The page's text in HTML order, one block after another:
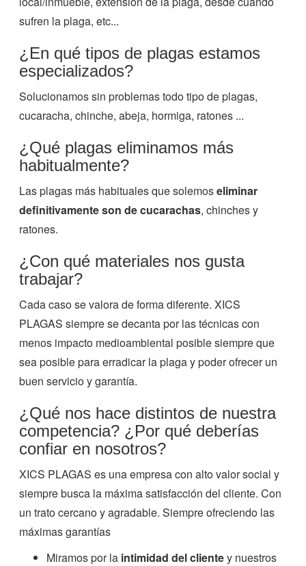
sufren la plaga, etc...
¿En qué tipos de plagas estamos
especializados?
Solucionamos sin problemas todo tipo de plagas,
cucaracha, chinche, abeja, hormiga, ratones ...
¿Qué plagas eliminamos más
habitualmente?
Las plagas más habituales que solemoseliminar
definitivamente son de cucarachas, chinches y
ratones.
¿Con qué materiales nos gusta
trabajar?
Cada caso se valora de forma diferente. XICS
PLAGAS siempre se decanta por las técnicas con
menos impacto medioambiental posible siempre que
sea posible para erradicar la plaga y poder ofrecer un
buen servicio y garantía.
¿Qué nos hace distintos de nuestra
competencia? ¿Por qué deberías
confiar en nosotros?
XICS PLAGAS es una empresa con alto valor social y
siempre busca la máxima satisfacción del cliente. Con
un trato cercano y agradable. Siempre ofreciendo las
máximas garantías
Miramos por la intimidad del clientey nuestros